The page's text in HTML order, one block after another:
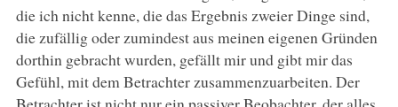
die ich nicht kenne, die das Ergebnis zweier Dinge sind,
die zufällig oder zumindest aus meinen eigenen Gründen
dorthin gebracht wurden, gefällt mir und gibt mir das
Gefühl, mit dem Betrachter zusammenzuarbeiten. Der